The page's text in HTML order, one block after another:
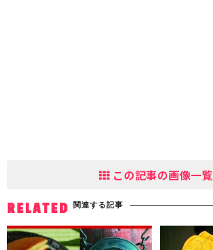
この記事の画像一覧
RELATED 関連する記事